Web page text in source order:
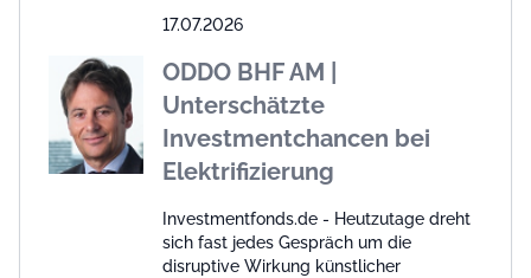
17.07.2026
ODDO BHF AM |
Unterschätzte
Investmentchancen bei
Elektrifizierung
Investmentfonds.de - Heutzutage dreht
sich fast jedes Gespräch um die
disruptive Wirkung künstlicher